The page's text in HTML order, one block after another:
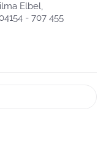
Elbel,
- 707 455